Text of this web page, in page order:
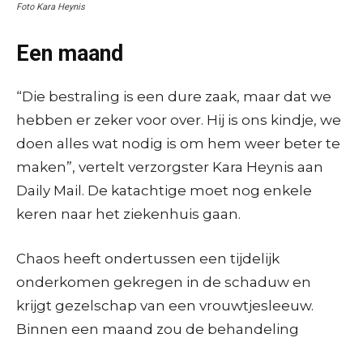
Foto Kara Heynis
Een maand
“Die bestraling is een dure zaak, maar dat we
hebben er zeker voor over. Hij is ons kindje, we
doen alles wat nodig is om hem weer beter te
maken”, vertelt verzorgster Kara Heynis aan
Daily Mail. De katachtige moet nog enkele
keren naar het ziekenhuis gaan.
Chaos heeft ondertussen een tijdelijk
onderkomen gekregen in de schaduw en
krijgt gezelschap van een vrouwtjesleeuw.
Binnen een maand zou de behandeling